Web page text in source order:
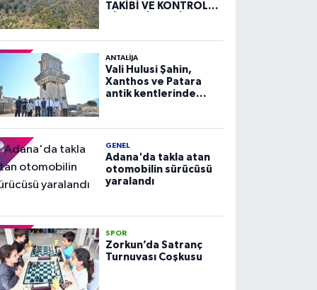
TAKİBİ VE KONTROLÜ
ANTALIJA
Vali Hulusi Şahin,
Xanthos ve Patara
antik kentlerinde
GENEL
Adana'da takla atan
otomobilin sürücüsü
yaralandı
SPOR
Zorkun’da Satranç
Turnuvası Coşkusu